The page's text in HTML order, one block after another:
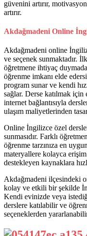
güvenini artırır,
artırır.
Akdağmadeni Online
Akdağmadeni online
ve seçenek sunmaktadır.
öğretmene ihtiyaç
öğrenme imkanı elde
program sunar ve kendi
sağlar. Derse katılmak için
internet bağlantısıyla
ulaşım maliyetlerinden
Online İngilizce özel
sunmasıdır. Farklı
öğrenme tarzınıza en
materyallere kolayca
destekleyen kaynaklara
Akdağmadeni ilçesindeki
kolay ve etkili bir şekilde
Kendi evinizde veya
derslere katılabilir ve
seçeneklerden